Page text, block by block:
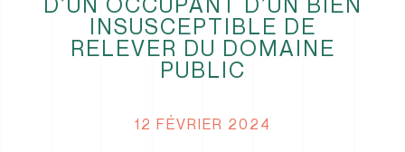
INSUSCEPTIBLE DE
RELEVER DU DOMAINE
PUBLIC
12 FÉVRIER 2024